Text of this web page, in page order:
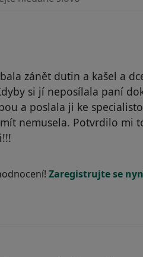
zánět dutin a kašel a
si jí neposílala paní
a poslala ji ke
nemusela. Potvrdilo mi
Zaregistrujte se